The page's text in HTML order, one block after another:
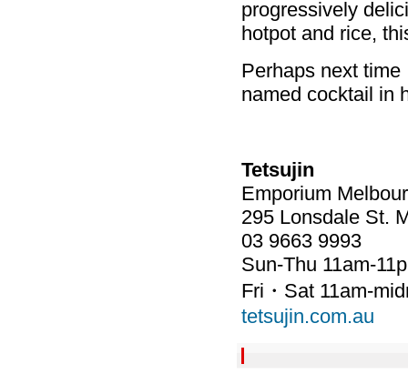
progressively
hotpot and rice,
Perhaps next time
named cocktail in
Tetsujin
Emporium
295 Lonsdale St.
03 9663 9993
Sun-Thu 11am-
Fri・Sat 11am-
tetsujin.com.au